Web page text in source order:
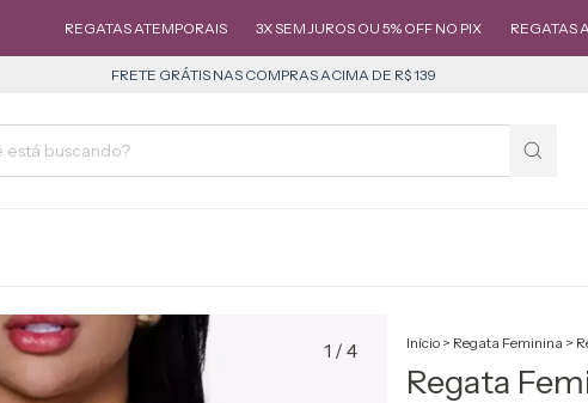
REGATAS ATEMPORAIS 3X SEM JUROS OU 5% OFF NO PIX REGATAS
FRETE GRÁTIS NAS COMPRAS ACIMA DE R$ 139
1 / 4 Início > Regata Feminina >
Regata